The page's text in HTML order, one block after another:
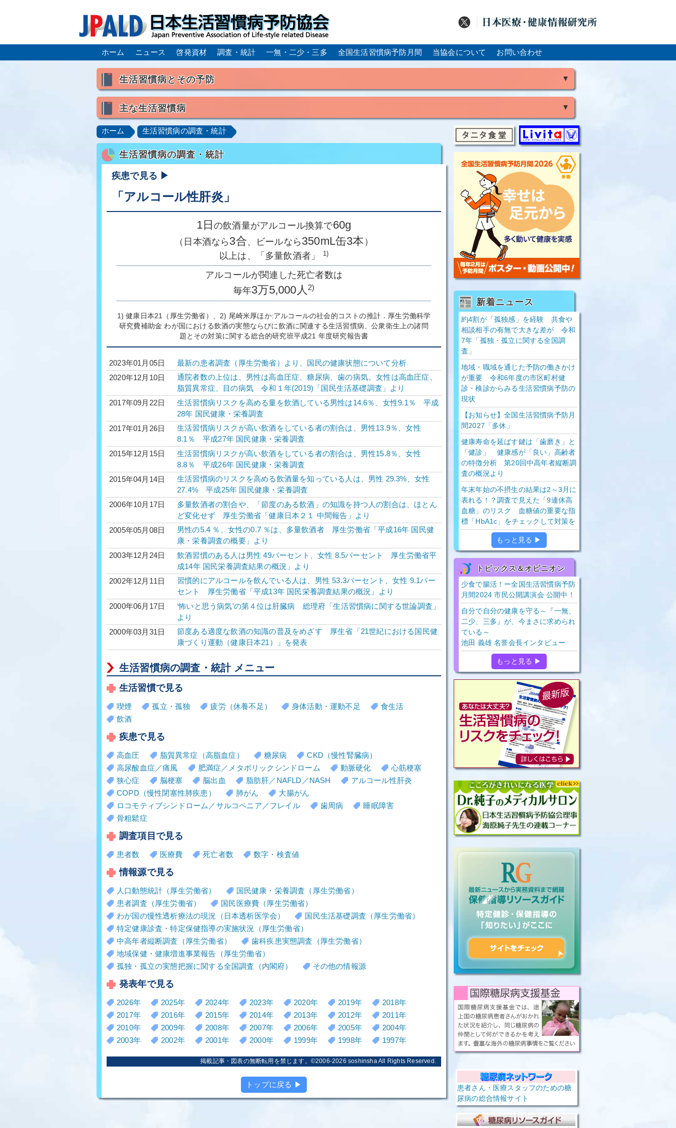
ホーム ニュース 啓発資材 調査・統計 一無・二少・三多 全国生活習慣病予防月間 当協会について お問い合わせ
▼
生活習慣病とその予防
喫煙
食生活
▼
主な生活習慣病
高血圧 脂質異常症（高脂血症）
高尿酸血症／痛風
肥満症／メタボリックシンドローム
動脈硬化 心筋梗塞 狭心症 脳梗塞
脳出血
脂肪肝／NAFLD／NASH
アルコール肝疾患 大腸がん
骨粗鬆症
ロコモティブシンドローム／サルコペニア／フレイル
歯周病
ホーム 生活習慣病の調査・統計
生活習慣病の調査・統計
疾患で見る ▶
「アルコール性肝炎」
1日の飲酒量がアルコール換算で60g
（日本酒なら 3合、ビールなら 350mL缶3本 ）
以上は、「多量飲酒者」
1)
アルコールが関連した死亡者数は
毎年3万5,000人 2)
1) 健康日本21（厚生労働省）、2) 尾崎米厚ほか:アルコールの社会的コストの推計．厚生労働科学
研究費補助金 わが国における飲酒の実態ならびに飲酒に関連する生活習慣病、公衆衛生上の諸問
題とその対策に関する総合的研究班平成21 年度研究報告書
2023年01月05日
最新の患者調査（厚生労働省）より、国民の健康状態について分析
2020年12月10日
通院者数の上位は、男性は高血圧症、糖尿病、歯の病気。女性は高血圧症、
脂質異常症、目の病気 令和１年(2019)「国民生活基礎調査」より
2017年09月22日
生活習慣病リスクを高める量を飲酒している男性は14.6％、女性9.1％ 平成
28年 国民健康・栄養調査
2017年01月26日
生活習慣病リスクが高い飲酒をしている者の割合は、男性13.9％、女性
8.1％ 平成27年 国民健康・栄養調査
2015年12月15日
生活習慣病リスクが高い飲酒をしている者の割合は、男性15.8％、女性
8.8％ 平成26年 国民健康・栄養調査
2015年04月14日
生活習慣病のリスクを高める飲酒量を知っている人は、男性 29.3%、女性
27.4% 平成25年 国民健康・栄養調査
2006年10月17日
多量飲酒者の割合や、「節度のある飲酒」の知識を持つ人の割合は、ほとん
ど変化せず 厚生労働省「健康日本２１ 中間報告」より
2005年05月08日
男性の5.4 ％、女性の0.7 ％は、多量飲酒者 厚生労働省「平成16年 国民健
康・栄養調査の概要」より
2003年12月24日
飲酒習慣のある人は男性 49パーセント、女性 8.5パーセント 厚生労働省平
成14年 国民栄養調査結果の概況」より
2002年12月11日
習慣的にアルコールを飲んでいる人は、男性 53.3パーセント、女性 9.1パー
セント 厚生労働省「平成13年 国民栄養調査結果の概況」より
2000年06月17日
‘怖いと思う病気’の第４位は肝臓病 総理府「生活習慣病に関する世論調査」
より
2000年03月31日
節度ある適度な飲酒の知識の普及をめざす 厚生省「21世紀における国民健
康づくり運動（健康日本21）」を発表
生活習慣病の調査・統計 メニュー
生活習慣で見る
喫煙 孤立・孤独 疲労（休養不足） 身体活動・運動不足
食生活
飲酒
疾患で見る
高血圧 脂質異常症（高脂血症） 糖尿病
CKD（慢性腎臓病）
高尿酸血症／痛風
肥満症／メタボリックシンドローム 動脈硬化
心筋梗塞
狭心症
脳梗塞 脳出血 脂肪肝／NAFLD／NASH
アルコール性肝炎
COPD（慢性閉塞性肺疾患）
肺がん
大腸がん
ロコモティブシンドローム／サルコペニア／フレイル
歯周病
睡眠障害
骨粗鬆症
調査項目で見る
患者数 医療費 死亡者数 数字・検査値
情報源で見る
人口動態統計（厚生労働省）
国民健康・栄養調査（厚生労働省）
患者調査（厚生労働省）
国民医療費（厚生労働省）
わが国の慢性透析療法の現況（日本透析医学会）
国民生活基礎調査（厚生労働省）
特定健康診査・特定保健指導の実施状況（厚生労働省）
中高年者縦断調査（厚生労働省）
歯科疾患実態調査（厚生労働省）
地域保健・健康増進事業報告（厚生労働省）
孤独・孤立の実態把握に関する全国調査（内閣府）
その他の情報源
発表年で見る
2026年 2025年 2024年 2023年 2020年 2019年
2018年
2017年
2016年 2015年 2014年 2013年 2012年
2011年
2010年
2009年 2008年 2007年 2006年 2005年
2004年
2003年
2002年 2001年 2000年 1999年 1998年 1997年
掲載記事・図表の無断転用を禁じます。©2006-2026 soshinshaAll Rights Reserved.
トップに戻る ▶
新着ニュース
約4割が「孤独感」を経験 共食や
相談相手の有無で大きな差が 令和
7年「孤独・孤立に関する全国調
査」
地域・職域を通じた予防の働きかけ
が重要 令和6年度の市区町村健
診・検診からみる生活習慣病予防の
現状
【お知らせ】全国生活習慣病予防月
間2027「多休」
健康寿命を延ばす鍵は「歯磨き」と
「健診」 健康感が「良い」高齢者
の特徴分析 第20回中高年者縦断調
査の概況より
年末年始の不摂生の結果は2～3月に
表れる！？調査で見えた「9連休高
血糖」のリスク 血糖値の重要な指
標「HbA1c」をチェックして対策を
もっと見る ▶
トピックス＆オピニオン
少食で腸活！ー全国生活習慣病予防
月間2024 市民公開講演会 公開中！
自分で自分の健康を守る～『一無、
二少、三多』が、今まさに求められ
ている～
池田 義雄 名誉会長インタビュー
もっと見る ▶
患者さん・医療スタッフのための糖
尿病の総合情報サイト